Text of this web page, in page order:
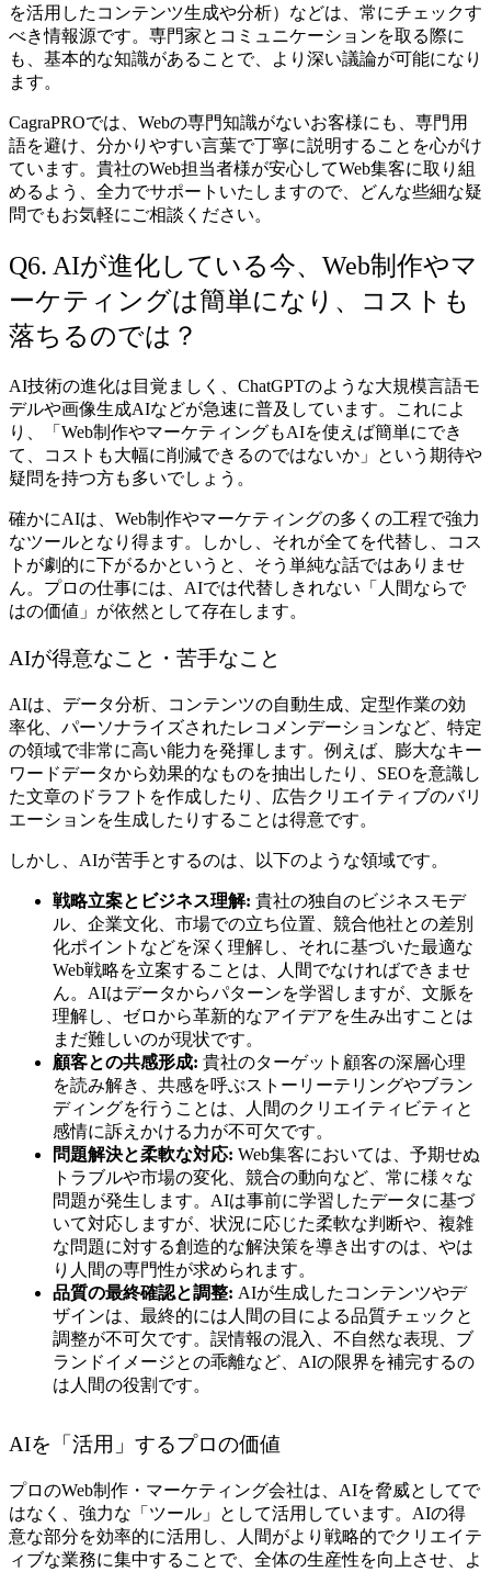
を活用したコンテンツ生成や分析）などは、常にチェックす
べき情報源です。専門家とコミュニケーションを取る際に
も、基本的な知識があることで、より深い議論が可能になり
ます。
CagraPROでは、Webの専門知識がないお客様にも、専門用
語を避け、分かりやすい言葉で丁寧に説明することを心がけ
ています。貴社のWeb担当者様が安心してWeb集客に取り組
めるよう、全力でサポートいたしますので、どんな些細な疑
問でもお気軽にご相談ください。
Q6. AIが進化している今、Web制作やマ
ーケティングは簡単になり、コストも
落ちるのでは？
AI技術の進化は目覚ましく、ChatGPTのような大規模言語モ
デルや画像生成AIなどが急速に普及しています。これによ
り、「Web制作やマーケティングもAIを使えば簡単にでき
て、コストも大幅に削減できるのではないか」という期待や
疑問を持つ方も多いでしょう。
確かにAIは、Web制作やマーケティングの多くの工程で強力
なツールとなり得ます。しかし、それが全てを代替し、コス
トが劇的に下がるかというと、そう単純な話ではありませ
ん。プロの仕事には、AIでは代替しきれない「人間ならで
はの価値」が依然として存在します。
AIが得意なこと・苦手なこと
AIは、データ分析、コンテンツの自動生成、定型作業の効
率化、パーソナライズされたレコメンデーションなど、特定
の領域で非常に高い能力を発揮します。例えば、膨大なキー
ワードデータから効果的なものを抽出したり、SEOを意識し
た文章のドラフトを作成したり、広告クリエイティブのバリ
エーションを生成したりすることは得意です。
しかし、AIが苦手とするのは、以下のような領域です。
戦略立案とビジネス理解: 貴社の独自のビジネスモデ
ル、企業文化、市場での立ち位置、競合他社との差別
化ポイントなどを深く理解し、それに基づいた最適な
Web戦略を立案することは、人間でなければできませ
ん。AIはデータからパターンを学習しますが、文脈を
理解し、ゼロから革新的なアイデアを生み出すことは
まだ難しいのが現状です。
顧客との共感形成: 貴社のターゲット顧客の深層心理
を読み解き、共感を呼ぶストーリーテリングやブラン
ディングを行うことは、人間のクリエイティビティと
感情に訴えかける力が不可欠です。
問題解決と柔軟な対応: Web集客においては、予期せぬ
トラブルや市場の変化、競合の動向など、常に様々な
問題が発生します。AIは事前に学習したデータに基づ
いて対応しますが、状況に応じた柔軟な判断や、複雑
な問題に対する創造的な解決策を導き出すのは、やは
り人間の専門性が求められます。
品質の最終確認と調整: AIが生成したコンテンツやデ
ザインは、最終的には人間の目による品質チェックと
調整が不可欠です。誤情報の混入、不自然な表現、ブ
ランドイメージとの乖離など、AIの限界を補完するの
は人間の役割です。
AIを「活用」するプロの価値
プロのWeb制作・マーケティング会社は、AIを脅威としてで
はなく、強力な「ツール」として活用しています。AIの得
意な部分を効率的に活用し、人間がより戦略的でクリエイテ
ィブな業務に集中することで、全体の生産性を向上させ、よ